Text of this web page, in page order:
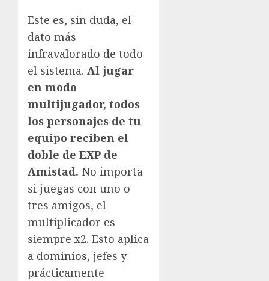
Este es, sin duda, el
dato más
infravalorado de todo
el sistema. Al jugar
en modo
multijugador, todos
los personajes de tu
equipo reciben el
doble de EXP de
Amistad. No importa
si juegas con uno o
tres amigos, el
multiplicador es
siempre x2. Esto aplica
a dominios, jefes y
prácticamente